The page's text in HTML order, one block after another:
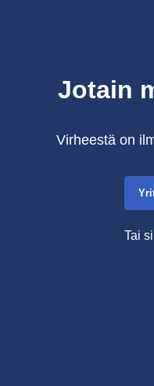
Jotain
Virheestä on
Tai